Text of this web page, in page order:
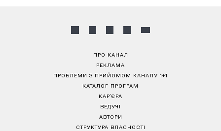
ПРО КАНАЛ
РЕКЛАМА
ПРОБЛЕМИ З ПРИЙОМОМ КАНАЛУ 1+1
КАТАЛОГ ПРОГРАМ
КАР’ЄРА
ВЕДУЧІ
АВТОРИ
СТРУКТУРА ВЛАСНОСТІ